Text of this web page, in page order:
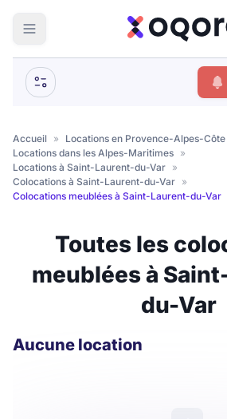
Votre
Que recherchez-vous ?
Logement entier
Colocation Coliving
Résidence étudiante
recherche
Accueil » Locations en Provence-Alpes-
Locations dans les Alpes-Maritimes »
Locations à Saint-Laurent-du-Var »
Colocations à Saint-Laurent-du-Var »
Colocations meublées à Saint-Laurent-du-Var
Toutes les
meublées à
du-Var
Aucune location